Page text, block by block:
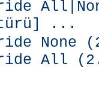
] ...
None
All